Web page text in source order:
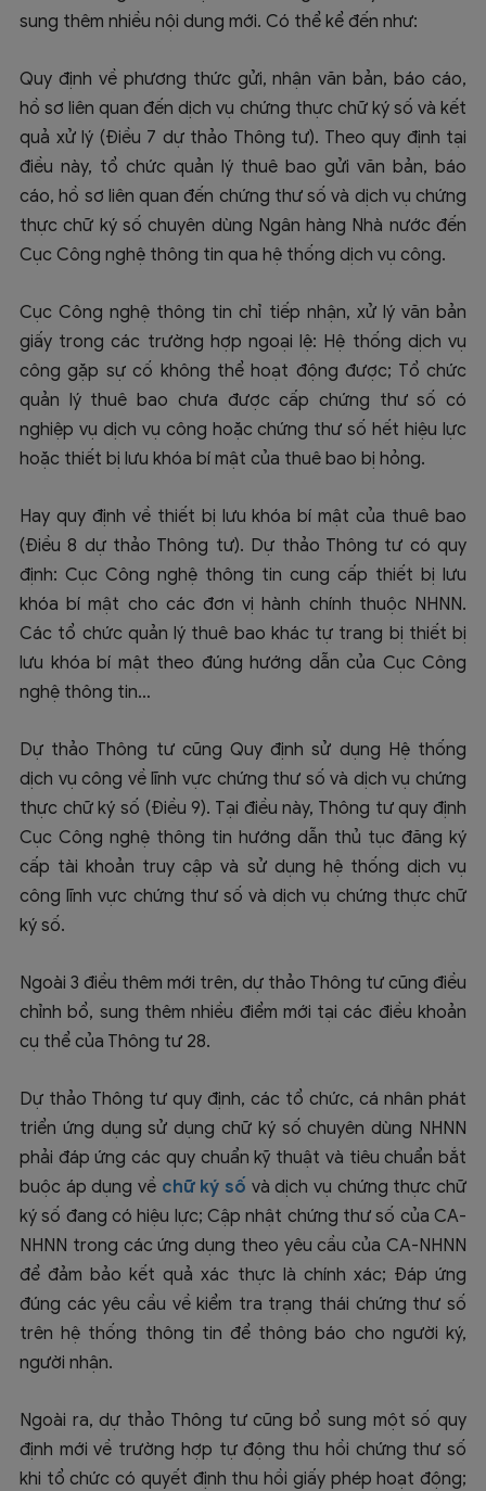
sung thêm nhiều nội dung mới. Có thể kể đến như:
Quy định về phương thức gửi, nhận văn bản, báo cáo,
hồ sơ liên quan đến dịch vụ chứng thực chữ ký số và kết
quả xử lý (Điều 7 dự thảo Thông tư). Theo quy định tại
điều này, tổ chức quản lý thuê bao gửi văn bản, báo
cáo, hồ sơ liên quan đến chứng thư số và dịch vụ chứng
thực chữ ký số chuyên dùng Ngân hàng Nhà nước đến
Cục Công nghệ thông tin qua hệ thống dịch vụ công.
Cục Công nghệ thông tin chỉ tiếp nhận, xử lý văn bản
giấy trong các trường hợp ngoại lệ: Hệ thống dịch vụ
công gặp sự cố không thể hoạt động được; Tổ chức
quản lý thuê bao chưa được cấp chứng thư số có
nghiệp vụ dịch vụ công hoặc chứng thư số hết hiệu lực
hoặc thiết bị lưu khóa bí mật của thuê bao bị hỏng.
Hay quy định về thiết bị lưu khóa bí mật của thuê bao
(Điều 8 dự thảo Thông tư). Dự thảo Thông tư có quy
định: Cục Công nghệ thông tin cung cấp thiết bị lưu
khóa bí mật cho các đơn vị hành chính thuộc NHNN.
Các tổ chức quản lý thuê bao khác tự trang bị thiết bị
lưu khóa bí mật theo đúng hướng dẫn của Cục Công
nghệ thông tin…
Dự thảo Thông tư cũng Quy định sử dụng Hệ thống
dịch vụ công về lĩnh vực chứng thư số và dịch vụ chứng
thực chữ ký số (Điều 9). Tại điều này, Thông tư quy định
Cục Công nghệ thông tin hướng dẫn thủ tục đăng ký
cấp tài khoản truy cập và sử dụng hệ thống dịch vụ
công lĩnh vực chứng thư số và dịch vụ chứng thực chữ
ký số.
Ngoài 3 điều thêm mới trên, dự thảo Thông tư cũng điều
chỉnh bổ, sung thêm nhiều điểm mới tại các điều khoản
cụ thể của Thông tư 28.
Dự thảo Thông tư quy định, các tổ chức, cá nhân phát
triển ứng dụng sử dụng chữ ký số chuyên dùng NHNN
phải đáp ứng các quy chuẩn kỹ thuật và tiêu chuẩn bắt
buộc áp dụng về chữ ký số và dịch vụ chứng thực chữ
ký số đang có hiệu lực; Cập nhật chứng thư số của CA-
NHNN trong các ứng dụng theo yêu cầu của CA-NHNN
để đảm bảo kết quả xác thực là chính xác; Đáp ứng
đúng các yêu cầu về kiểm tra trạng thái chứng thư số
trên hệ thống thông tin để thông báo cho người ký,
người nhận.
Ngoài ra, dự thảo Thông tư cũng bổ sung một số quy
định mới về trường hợp tự động thu hồi chứng thư số
khi tổ chức có quyết định thu hồi giấy phép hoạt động;